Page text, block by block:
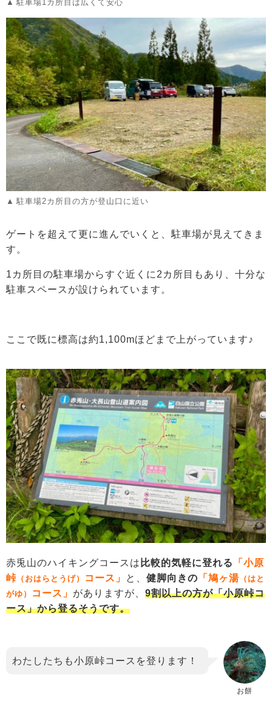
駐車場1カ所目は広くて安心
駐車場2カ所目の方が登山口に近い
ゲートを超えて更に進んでいくと、駐車場が見えてきま
す。
1カ所目の駐車場からすぐ近くに2カ所目もあり、十分な
駐車スペースが設けられています。
ここで既に標高は約1,100mほどまで上がっています♪
赤兎山のハイキングコースは 比較的気軽に登れる
「小原
峠 （おはらとうげ） コース」 と、 健脚向きの 「鳩ヶ湯 （はと
がゆ）
コース」 がありますが、 9割以上の方が「小原峠コ
ース」から登るそうです。
お餅
わたしたちも小原峠コースを登ります！